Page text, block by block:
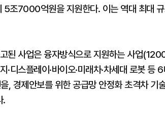
5조7000억원을 지원한다. 이는 역대 최대
된 사업은 융자방식으로 지원하는 사업
·디스플레이·바이오·미래차·차세대 로봇
, 경제안보를 위한 공급망 안정화 초격차
.